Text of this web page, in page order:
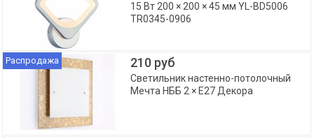
15 Вт 200 × 200 × 45 мм YL-BD5006
TR0345-0906
Распродажа 210 руб
Светильник настенно-потолочный
Мечта НББ 2 × E27 Декора